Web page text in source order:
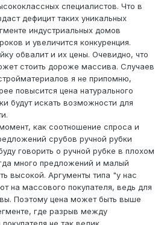
специалистов. Что в
дефицит таких уникальных
индустриальных домов
и увеличится конкуренция.
обвалит и их цены. Очевидно, что
стоить дороже массива. Случаев
я не припомню,
повысится цена натурального
будут искать возможности для
как соотношение спроса и
срубов ручной рубки
говорить о ручной рубке в плохом
много предложений и малый
высокой. Аргументы типа "у нас
на массового покупателя, ведь для
Поэтому цена может быть выше
где разрыв между